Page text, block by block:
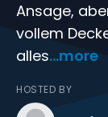
Ansage,
vollem
alles...more
HOSTED BY